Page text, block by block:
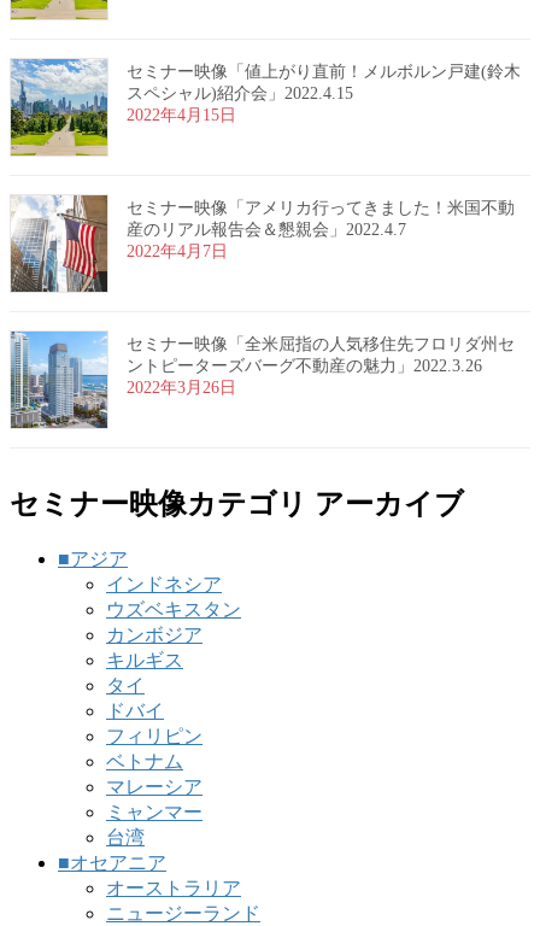
セミナー映像「値上がり直前！メルボルン戸建(鈴木
スペシャル)紹介会」2022.4.15
2022年4月15日
セミナー映像「アメリカ行ってきました！米国不動
産のリアル報告会＆懇親会」2022.4.7
2022年4月7日
セミナー映像「全米屈指の人気移住先フロリダ州セ
ントピーターズバーグ不動産の魅力」2022.3.26
2022年3月26日
セミナー映像カテゴリ アーカイブ
■アジア
インドネシア
ウズベキスタン
カンボジア
キルギス
タイ
ドバイ
フィリピン
ベトナム
マレーシア
ミャンマー
台湾
■オセアニア
オーストラリア
ニュージーランド